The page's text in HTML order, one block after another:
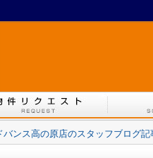
ンス高の原店のスタッフブログ記